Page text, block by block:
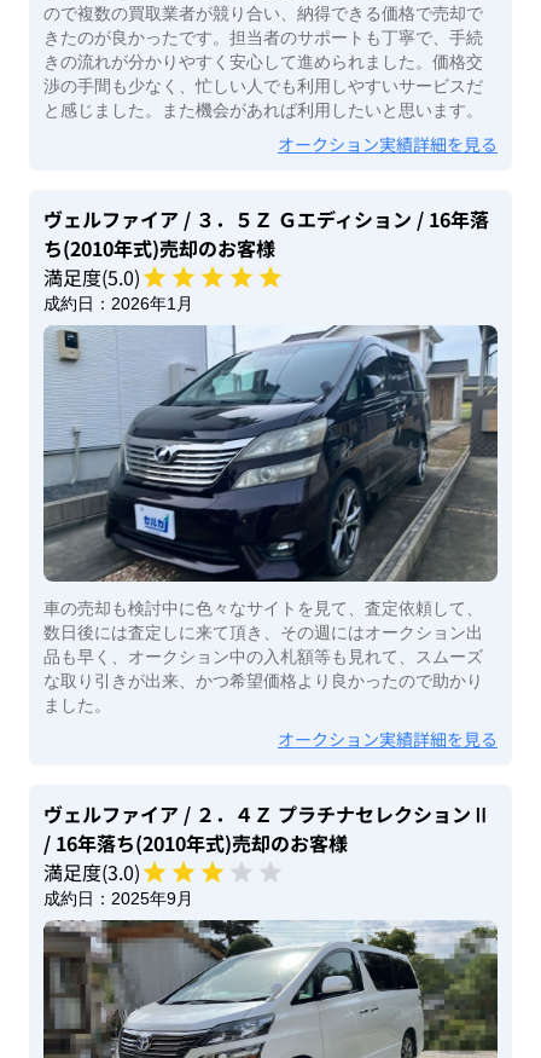
ので複数の買取業者が競り合い、納得できる価格で売却で
きたのが良かったです。担当者のサポートも丁寧で、手続
きの流れが分かりやすく安心して進められました。価格交
渉の手間も少なく、忙しい人でも利用しやすいサービスだ
と感じました。また機会があれば利用したいと思います。
オークション実績詳細を見る
ヴェルファイア / ３．５Ｚ Ｇエディション / 16年落
ち(2010年式)売却のお客様
満足度(5.0)
成約日： 2026年1月
車の売却も検討中に色々なサイトを見て、査定依頼して、
数日後には査定しに来て頂き、その週にはオークション出
品も早く、オークション中の入札額等も見れて、スムーズ
な取り引きが出来、かつ希望価格より良かったので助かり
ました。
オークション実績詳細を見る
ヴェルファイア / ２．４Ｚ プラチナセレクションⅡ
/ 16年落ち(2010年式)売却のお客様
満足度(3.0)
成約日： 2025年9月